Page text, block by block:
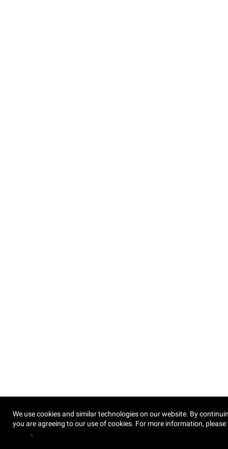
We use cookies and similar technologies on our website. By
you are agreeing to our use of cookies. For more information,
.